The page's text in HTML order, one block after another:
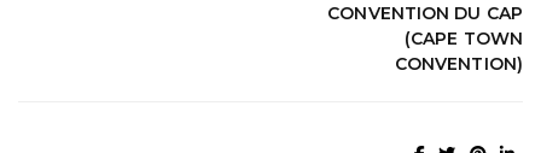
CONVENTION DU CAP
(CAPE TOWN
CONVENTION)